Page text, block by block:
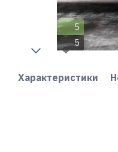
5
5
Характеристики